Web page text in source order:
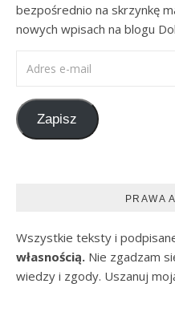
bezpośrednio na skrzynkę
nowych wpisach na blogu
Zapisz
PRAWA
Wszystkie teksty i
własnością. Nie zgadzam
wiedzy i zgody. Uszanuj